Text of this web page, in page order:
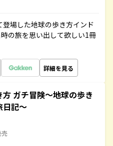
場した地球の歩き方インド
の旅を思い出して欲しい1冊
詳細を見る
ガチ冒険～地球の歩き
日記～
売